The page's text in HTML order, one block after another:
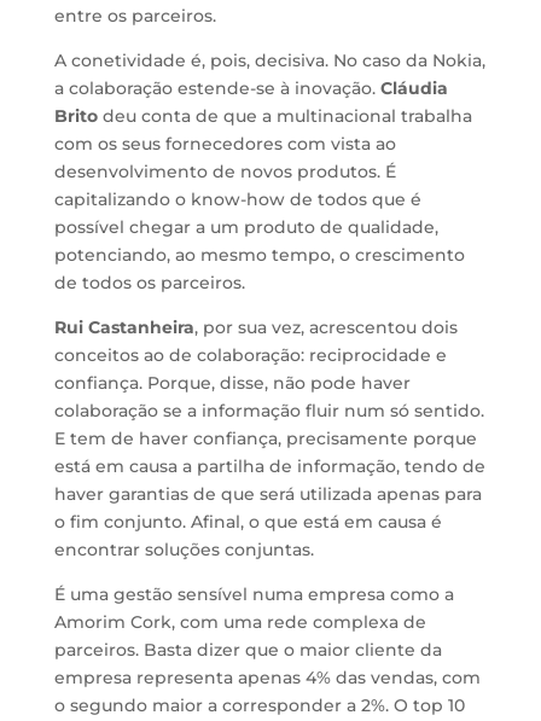
entre os parceiros.
A conetividade é, pois, decisiva. No caso da Nokia,
a colaboração estende-se à inovação. Cláudia
Britodeu conta de que a multinacional trabalha
com os seus fornecedores com vista ao
desenvolvimento de novos produtos. É
capitalizando o know-how de todos que é
possível chegar a um produto de qualidade,
potenciando, ao mesmo tempo, o crescimento
de todos os parceiros.
Rui Castanheira, por sua vez, acrescentou dois
conceitos ao de colaboração: reciprocidade e
confiança. Porque, disse, não pode haver
colaboração se a informação fluir num só sentido.
E tem de haver confiança, precisamente porque
está em causa a partilha de informação, tendo de
haver garantias de que será utilizada apenas para
o fim conjunto. Afinal, o que está em causa é
encontrar soluções conjuntas.
É uma gestão sensível numa empresa como a
Amorim Cork, com uma rede complexa de
parceiros. Basta dizer que o maior cliente da
empresa representa apenas 4% das vendas, com
o segundo maior a corresponder a 2%. O top 10